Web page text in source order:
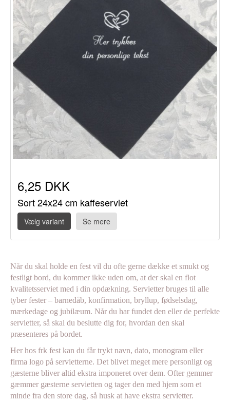
6,25 DKK
Sort 24x24 cm kaffeserviet
Vælg variant Se mere
Når du skal holde en fest vil du ofte gerne dække et smukt og
festligt bord, du kommer ikke uden om, at der skal en flot
kvalitetsserviet med i din opdækning. Servietter bruges til alle
tyber fester – barnedåb, konfirmation, bryllup, fødselsdag,
mærkedage og jubilæum. Når du har fundet den eller de perfekte
servietter, så skal du beslutte dig for, hvordan den skal
præsenteres på bordet.
Her hos frk fest kan du får trykt navn, dato, monogram eller
firma logo på servietterne. Det blivet meget mere personligt og
gæsterne bliver altid ekstra imponeret over dem. Ofter gemmer
gæmmer gæsterne servietten og tager den med hjem som et
minde fra den store dag, så husk at have ekstra servietter.